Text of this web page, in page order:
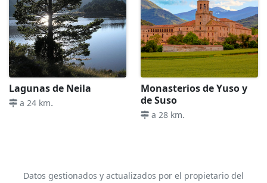
Lagunas de Neila
a 24 km.
Monasterios de Yuso y
de Suso
a 28 km.
Datos gestionados y actualizados por el propietario del